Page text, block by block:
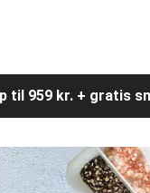
til 959 kr. + gratis